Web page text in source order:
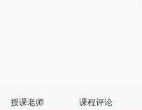
授课老师 课程评论